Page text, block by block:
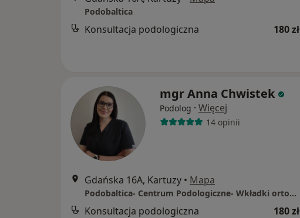
Podobaltica
Konsultacja podologiczna 180 zł
mgr Anna Chwistek
Podolog · Więcej
14 opinii
Gdańska 16A, Kartuzy • Mapa
Podobaltica- Centrum Podologiczne- Wkładki ortopedyczne
Konsultacja podologiczna 180 zł